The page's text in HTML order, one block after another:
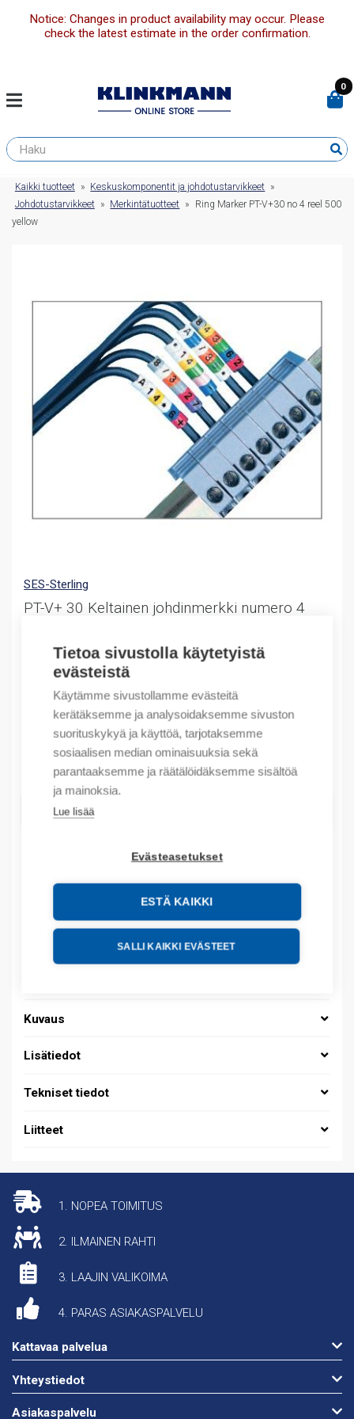
Tietoa sivustolla käytetyistä
evästeistä
Käytämme sivustollamme evästeitä
kerätäksemme ja analysoidaksemme sivuston
suorituskykyä ja käyttöä, tarjotaksemme
sosiaalisen median ominaisuuksia sekä
parantaaksemme ja räätälöidäksemme sisältöä
ja mainoksia.
Lue lisää
Evästeasetukset
ESTÄ KAIKKI
SALLI KAIKKI EVÄSTEET
Notice: Changes in product availability may occur. Please
check the latest estimate in the order confirmation.
0
Kaikki tuotteet » Keskuskomponentit ja johdotustarvikkeet »
Johdotustarvikkeet » Merkintätuotteet »
Ring Marker PT-V+30 no 4 reel 500
yellow
SES-Sterling
PT-V+ 30 Keltainen johdinmerkki numero 4
Värikoodattu johdinmerkki johtimen ympärille rullassa
11,25€/ myyntierä
Myyntierä sis. 500 KPL
Määrä
Määrä
Tuotekoodit
Tilauskoodi: 037000020044
Product order number: 037000020044
Valmistajan tuotenumero: 037000020044
Kuvaus
Lisätiedot
Tekniset tiedot
Liitteet
1. NOPEA TOIMITUS
2. ILMAINEN RAHTI
3. LAAJIN VALIKOIMA
4. PARAS ASIAKASPALVELU
Kattavaa palvelua
Yhteystiedot
Asiakaspalvelu